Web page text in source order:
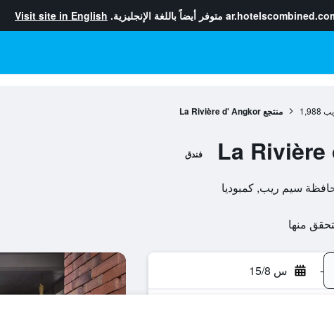
متوفر أيضاً باللغة الإنجليزية. Visit site in English
1,988 منتجع La Rivière d' Angkor
فندق
- س 15/8